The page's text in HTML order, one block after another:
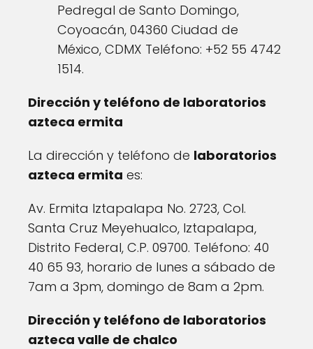
Pedregal de Santo Domingo,
Coyoacán, 04360 Ciudad de
México, CDMX Teléfono: +52 55 4742
1514.
Dirección y teléfono de laboratorios
azteca ermita
La dirección y teléfono de laboratorios
azteca ermita es:
Av. Ermita Iztapalapa No. 2723, Col.
Santa Cruz Meyehualco, Iztapalapa,
Distrito Federal, C.P. 09700. Teléfono: 40
40 65 93, horario de lunes a sábado de
7am a 3pm, domingo de 8am a 2pm.
Dirección y teléfono de laboratorios
azteca valle de chalco